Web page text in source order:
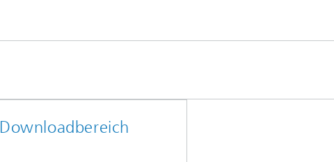
Downloadbereich